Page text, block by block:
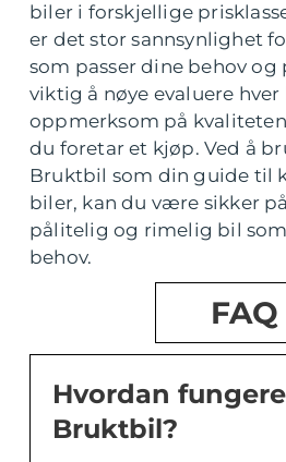
biler i forskjellige
er det stor sannsynlighet
som passer dine behov og
viktig å nøye evaluere
oppmerksom på
du foretar et kjøp. Ved å
Bruktbil som din guide til
biler, kan du være sikker
pålitelig og rimelig bil
behov.
FAQ
Hvordan
Bruktbil?